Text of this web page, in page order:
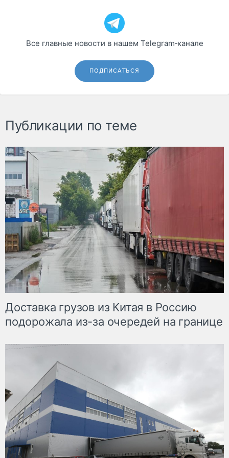
Все главные новости в нашем Telegram‑канале
ПОДПИСАТЬСЯ
Публикации по теме
Доставка грузов из Китая в Россию
подорожала из-за очередей на границе